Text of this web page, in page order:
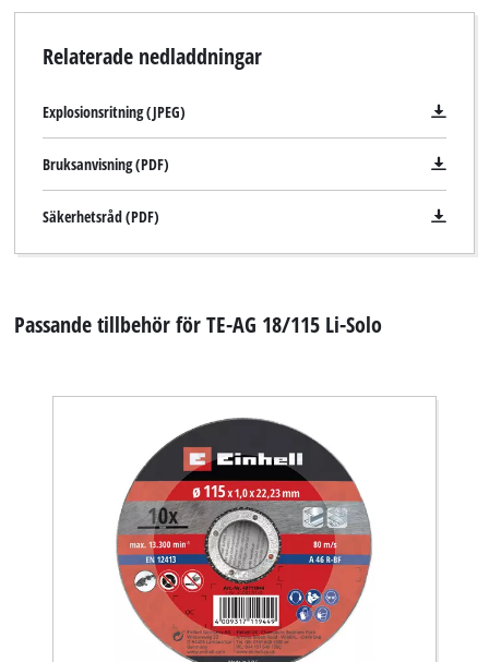
Relaterade nedladdningar
Explosionsritning (JPEG)
Bruksanvisning (PDF)
Säkerhetsråd (PDF)
Passande tillbehör för TE-AG 18/115 Li-Solo